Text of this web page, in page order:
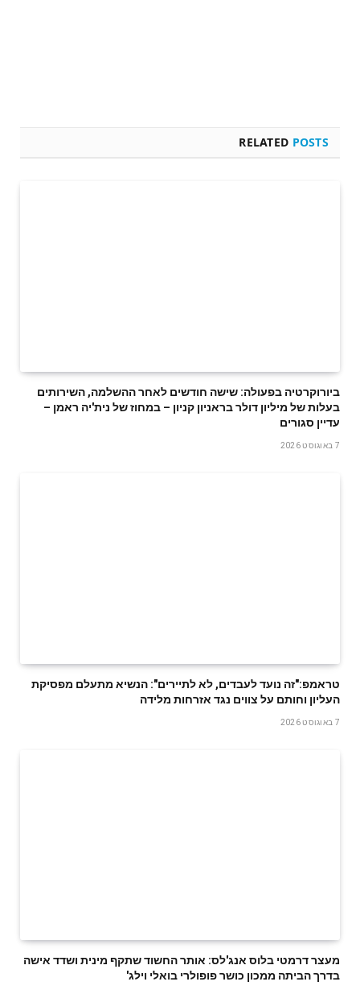
RELATED POSTS
ביורוקרטיה בפעולה: שישה חודשים לאחר ההשלמה, השירותים
בעלות של מיליון דולר בראניון קניון – במחוז של נית'יה ראמן –
עדיין סגורים
7 באוגוסט 2026
טראמפ:"זה נועד לעבדים, לא לתיירים": הנשיא מתעלם מפסיקת
העליון וחותם על צווים נגד אזרחות מלידה
7 באוגוסט 2026
מעצר דרמטי בלוס אנג'לס: אותר החשוד שתקף מינית ושדד אישה
בדרך הביתה ממכון כושר פופולרי בואלי וילג'